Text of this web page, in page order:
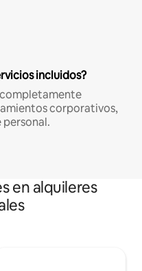
incluidos?
corporativos,
en alquileres